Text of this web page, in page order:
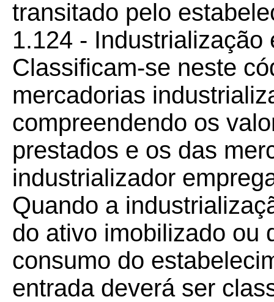
transitado pelo
1.124 -
Classificam-se neste
mercadorias
compreendendo os
prestados e os das
industrializador
Quando a
do ativo imobilizado ou
consumo do
entrada deverá ser